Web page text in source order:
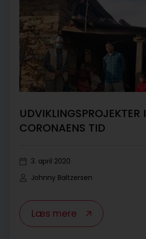
UDVIKLINGSPROJEKTER I
CORONAENS TID
3. april 2020
Johnny Baltzersen
Læs mere